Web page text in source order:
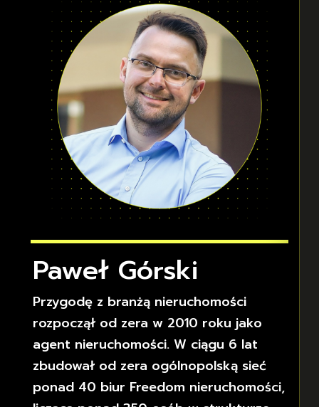
Paweł Górski
Przygodę z branżą nieruchomości
rozpoczął od zera w 2010 roku jako
agent nieruchomości. W ciągu 6 lat
zbudował od zera ogólnopolską sieć
ponad 40 biur Freedom nieruchomości,